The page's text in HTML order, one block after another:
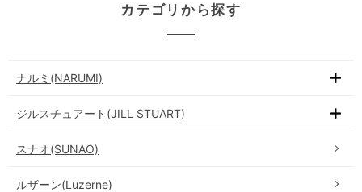
カテゴリから探す
ナルミ(NARUMI)
ジルスチュアート(JILL STUART)
スナオ(SUNAO)
ルザーン(Luzerne)